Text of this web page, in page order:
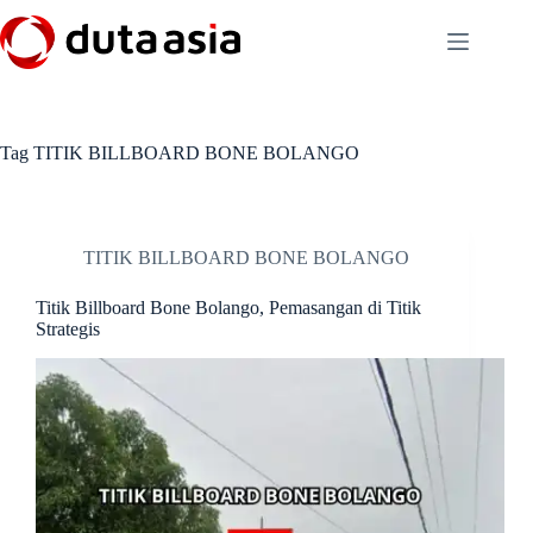
to
content
Tag TITIK BILLBOARD BONE BOLANGO
TITIK BILLBOARD BONE BOLANGO
Titik Billboard Bone Bolango, Pemasangan di Titik
Strategis